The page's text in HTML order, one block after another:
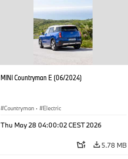
MINI Countryman E (06/2024)
Countryman · Electric
Thu May 28 04:00:02 CEST 2026
5.78 MB